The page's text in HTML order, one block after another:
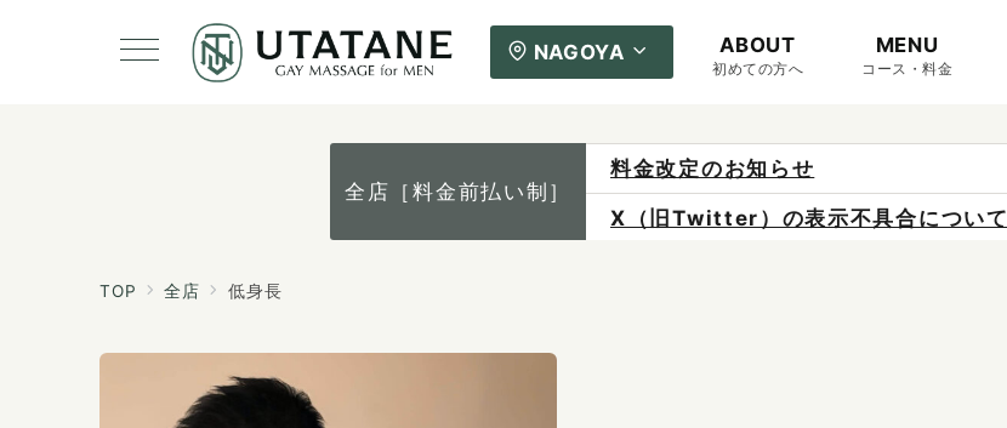
NAGOYA ABOUT
初めての方へ
MENU
コース・料金
全店［料金前払い制］
料金改定のお知らせ
X（旧Twitter）の表示不具合について
TOP 全店 低身長